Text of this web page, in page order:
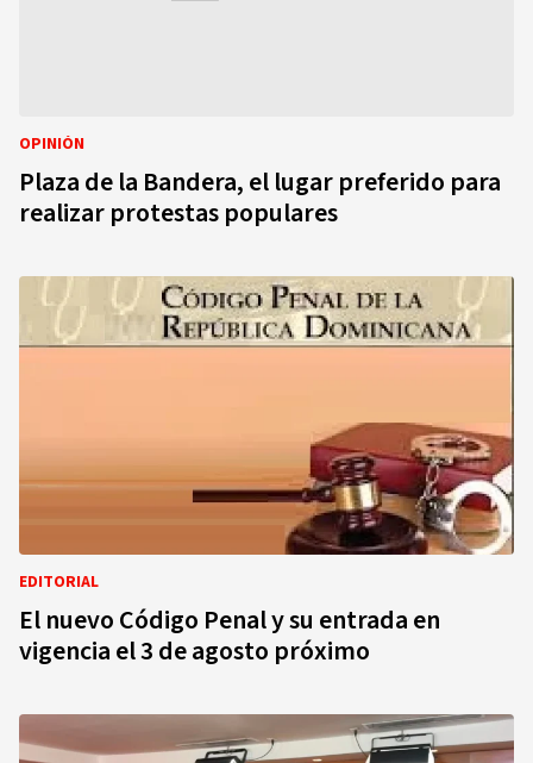
OPINIÓN
Plaza de la Bandera, el lugar preferido para
realizar protestas populares
EDITORIAL
El nuevo Código Penal y su entrada en
vigencia el 3 de agosto próximo